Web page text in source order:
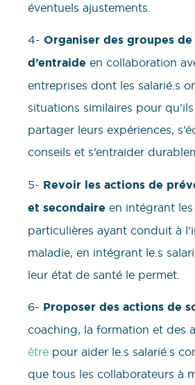
éventuels ajustements.
4- Organiser des groupes
d’entraide en collaboration
entreprises dont les salarié.s
situations similaires pour
partager leurs expériences,
conseils et s’entraider
5- Revoir les actions de
et secondaire en intégrant
particulières ayant conduit à
maladie, en intégrant le.s
leur état de santé le permet.
6- Proposer des actions de
coaching, la formation et des
être pour aider le.s salarié.s
que tous les collaborateurs à